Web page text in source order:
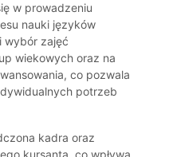
w prowadzeniu
nauki języków
wybór zajęć
wiekowych oraz na
co pozwala
potrzeb
kadra oraz
kursanta, co wpływa